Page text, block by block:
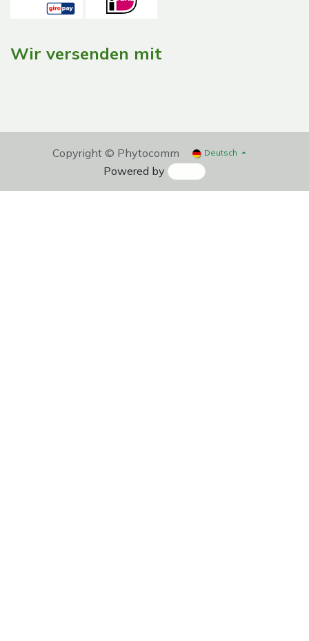
Wir versenden mit
Copyright © Phytocomm Deutsch
Powered by